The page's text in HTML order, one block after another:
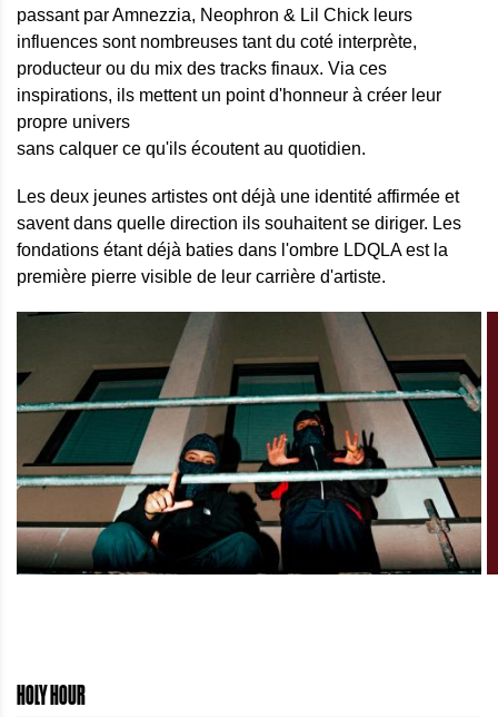
passant par Amnezzia, Neophron & Lil Chick leurs
influences sont nombreuses tant du coté interprète,
producteur ou du mix des tracks finaux. Via ces
inspirations, ils mettent un point d'honneur à créer leur
propre univers
sans calquer ce qu'ils écoutent au quotidien.
Les deux jeunes artistes ont déjà une identité affirmée et
savent dans quelle direction ils souhaitent se diriger. Les
fondations étant déjà baties dans l'ombre LDQLA est la
première pierre visible de leur carrière d'artiste.
HOLY HOUR